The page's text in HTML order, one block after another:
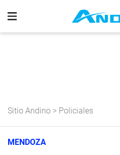
Sitio Andino > Policiales
MENDOZA